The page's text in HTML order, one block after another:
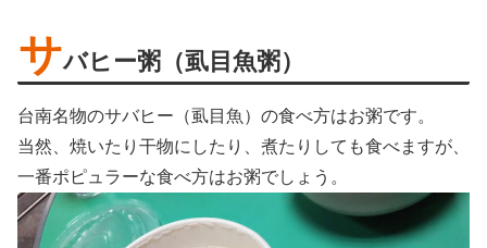
サバヒー粥（虱目魚粥）
台南名物のサバヒー（虱目魚）の食べ方はお粥です。
当然、焼いたり干物にしたり、煮たりしても食べますが、
一番ポピュラーな食べ方はお粥でしょう。